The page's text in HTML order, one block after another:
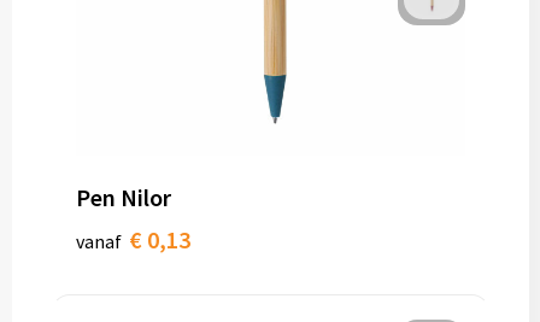
Pen Nilor
vanaf € 0,13